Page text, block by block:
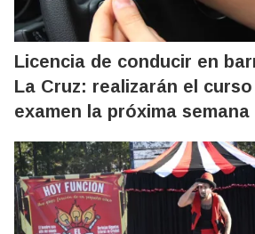
Licencia de conducir en
La Cruz: realizarán el
examen la próxima semana